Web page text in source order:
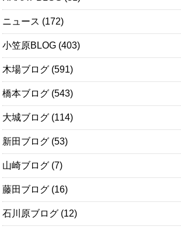
ニュース (172)
小笠原BLOG (403)
木場ブログ (591)
橋本ブログ (543)
大城ブログ (114)
新田ブログ (53)
山崎ブログ (7)
藤田ブログ (16)
石川原ブログ (12)